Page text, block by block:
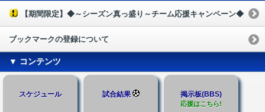
【期間限定】◆～シーズン真っ盛り～チーム応援キャンペーン◆
ブックマークの登録について
▼ コンテンツ
スケジュール 試合結果 掲示板(BBS)
応援はこちら!